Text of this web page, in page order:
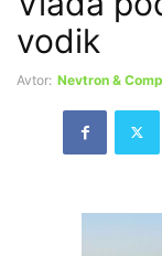
vodik
Avtor: Nevtron &